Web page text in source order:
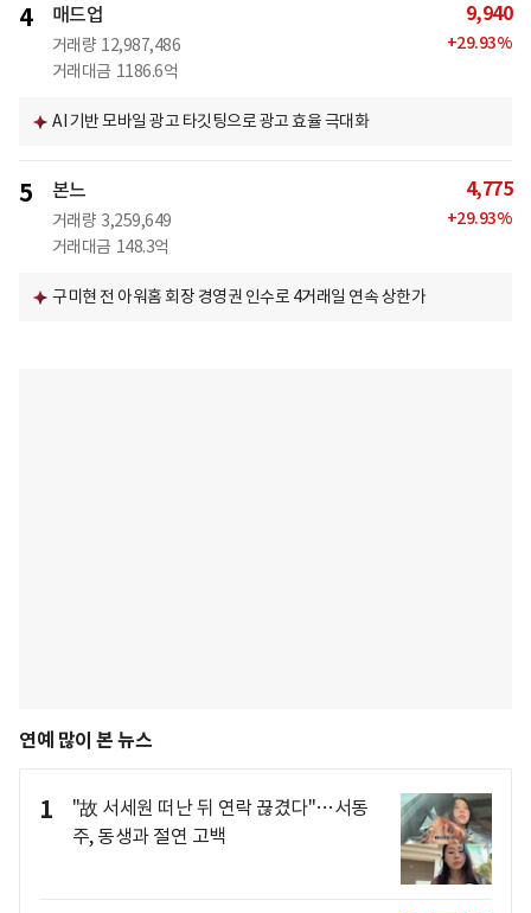
4 매드업
거래량 12,987,486
거래대금 1186.6억
9,940
+29.93%
AI 기반 모바일 광고 타깃팅으로 광고 효율 극대화
5 본느
거래량 3,259,649
거래대금 148.3억
4,775
+29.93%
구미현 전 아워홈 회장 경영권 인수로 4거래일 연속 상한가
연예 많이 본 뉴스
1
"故 서세원 떠난 뒤 연락 끊겼다"…서동
주, 동생과 절연 고백